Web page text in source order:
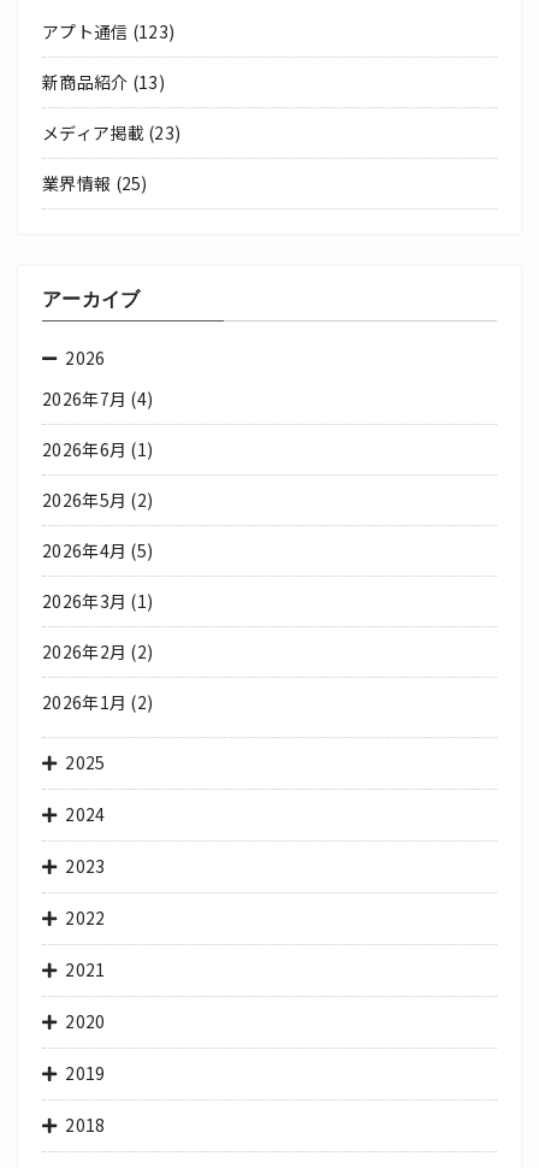
アプト通信 (123)
新商品紹介 (13)
メディア掲載 (23)
業界情報 (25)
アーカイブ
2026
2026年7月 (4)
2026年6月 (1)
2026年5月 (2)
2026年4月 (5)
2026年3月 (1)
2026年2月 (2)
2026年1月 (2)
2025
2024
2023
2022
2021
2020
2019
2018